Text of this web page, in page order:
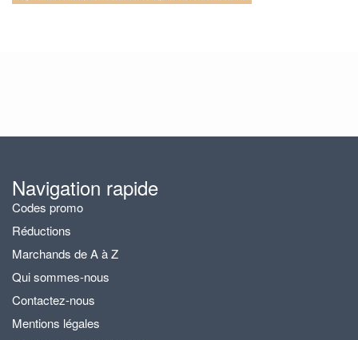
Navigation rapide
Codes promo
Réductions
Marchands de A à Z
Qui sommes-nous
Contactez-nous
Mentions légales